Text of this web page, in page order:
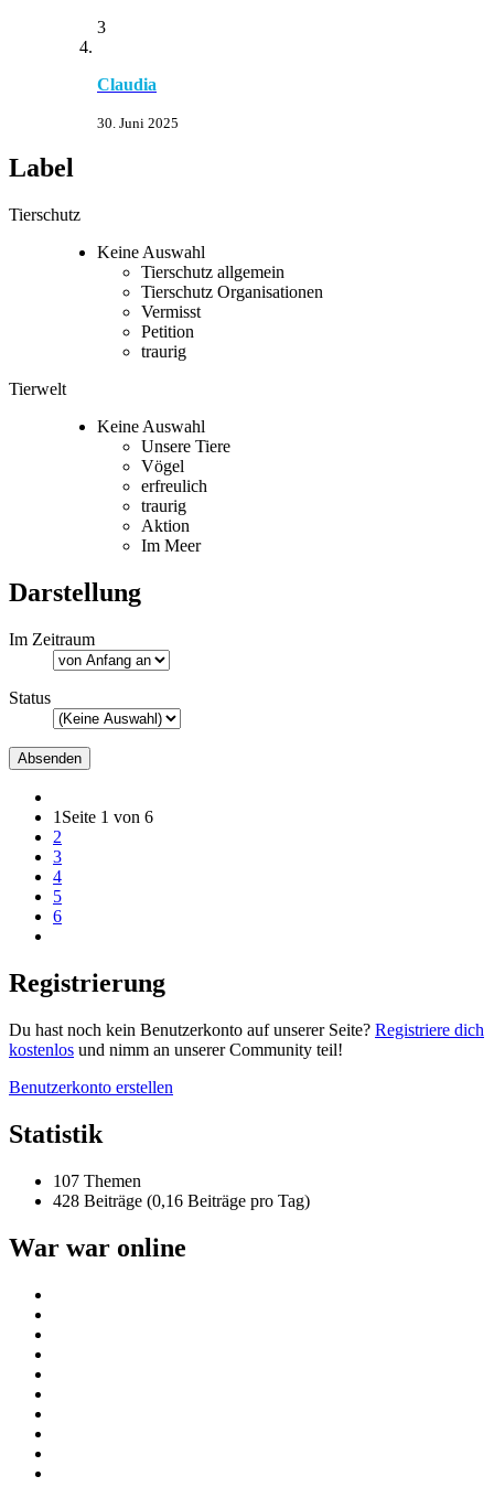
3
Claudia
30. Juni 2025
Label
Tierschutz
Keine Auswahl
Tierschutz allgemein
Tierschutz Organisationen
Vermisst
Petition
traurig
Tierwelt
Keine Auswahl
Unsere Tiere
Vögel
erfreulich
traurig
Aktion
Im Meer
Darstellung
Im Zeitraum
Status
1 Seite 1 von 6
2
3
4
5
6
Registrierung
Du hast noch kein Benutzerkonto auf unserer Seite? Registriere dich
kostenlos und nimm an unserer Community teil!
Benutzerkonto erstellen
Statistik
107 Themen
428 Beiträge (0,16 Beiträge pro Tag)
War war online